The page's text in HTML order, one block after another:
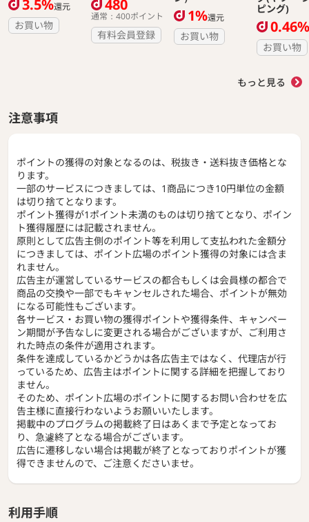
3.5%還元
お買い物
480
通常：400ポイント
有料会員登録
1%還元
お買い物
ピング)
0.46%
お買い物
もっと見る
注意事項
ポイントの獲得の対象となるのは、税抜き・送料抜き価格とな
ります。
一部のサービスにつきましては、1商品につき10円単位の金額
は切り捨てとなります。
ポイント獲得が1ポイント未満のものは切り捨てとなり、ポイン
ト獲得履歴には記載されません。
原則として広告主側のポイント等を利用して支払われた金額分
につきましては、ポイント広場のポイント獲得の対象には含ま
れません。
広告主が運営しているサービスの都合もしくは会員様の都合で
商品の交換や一部でもキャンセルされた場合、ポイントが無効
になる可能性もございます。
各サービス・お買い物の獲得ポイントや獲得条件、キャンペー
ン期間が予告なしに変更される場合がございますが、ご利用さ
れた時点の条件が適用されます。
条件を達成しているかどうかは各広告主ではなく、代理店が行
っているため、広告主はポイントに関する詳細を把握しており
ません。
そのため、ポイント広場のポイントに関するお問い合わせを広
告主様に直接行わないようお願いいたします。
掲載中のプログラムの掲載終了日はあくまで予定となってお
り、急遽終了となる場合がございます。
広告に遷移しない場合は掲載が終了となっておりポイントが獲
得できませんので、ご注意くださいませ。
利用手順